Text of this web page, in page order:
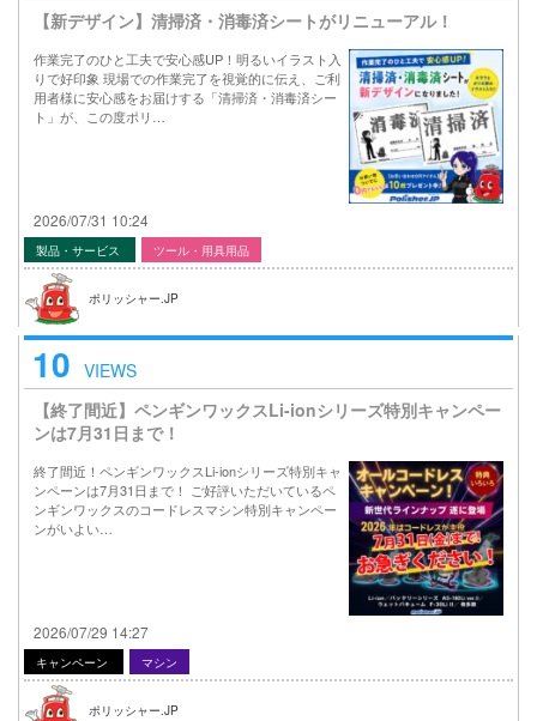
【新デザイン】清掃済・消毒済シートがリニューアル！
作業完了のひと工夫で安心感UP！明るいイラスト入
りで好印象 現場での作業完了を視覚的に伝え、ご利
用者様に安心感をお届けする「清掃済・消毒済シー
ト」が、この度ポリ…
2026/07/31 10:24
製品・サービス ツール・用具用品
ポリッシャー.JP
10 VIEWS
【終了間近】ペンギンワックスLi-ionシリーズ特別キャンペー
ンは7月31日まで！
終了間近！ペンギンワックスLi-ionシリーズ特別キャ
ンペーンは7月31日まで！ ご好評いただいているペ
ンギンワックスのコードレスマシン特別キャンペー
ンがいよい…
2026/07/29 14:27
キャンペーン マシン
ポリッシャー.JP